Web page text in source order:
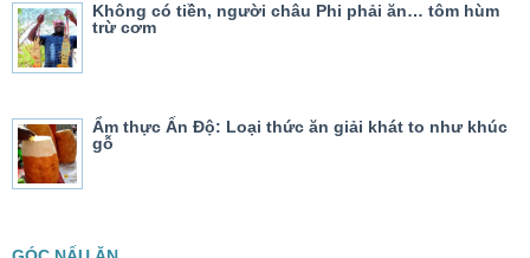
Không có tiền, người châu Phi phải ăn… tôm hùm
trừ cơm
Ẩm thực Ấn Độ: Loại thức ăn giải khát to như khúc
gỗ